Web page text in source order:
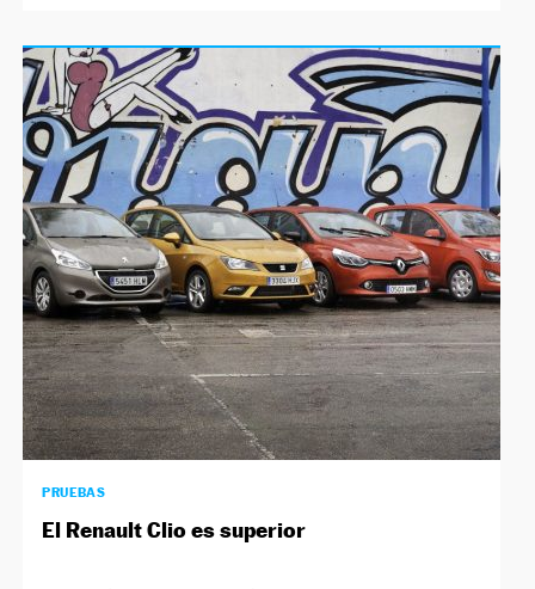
PRUEBAS
El Renault Clio es superior